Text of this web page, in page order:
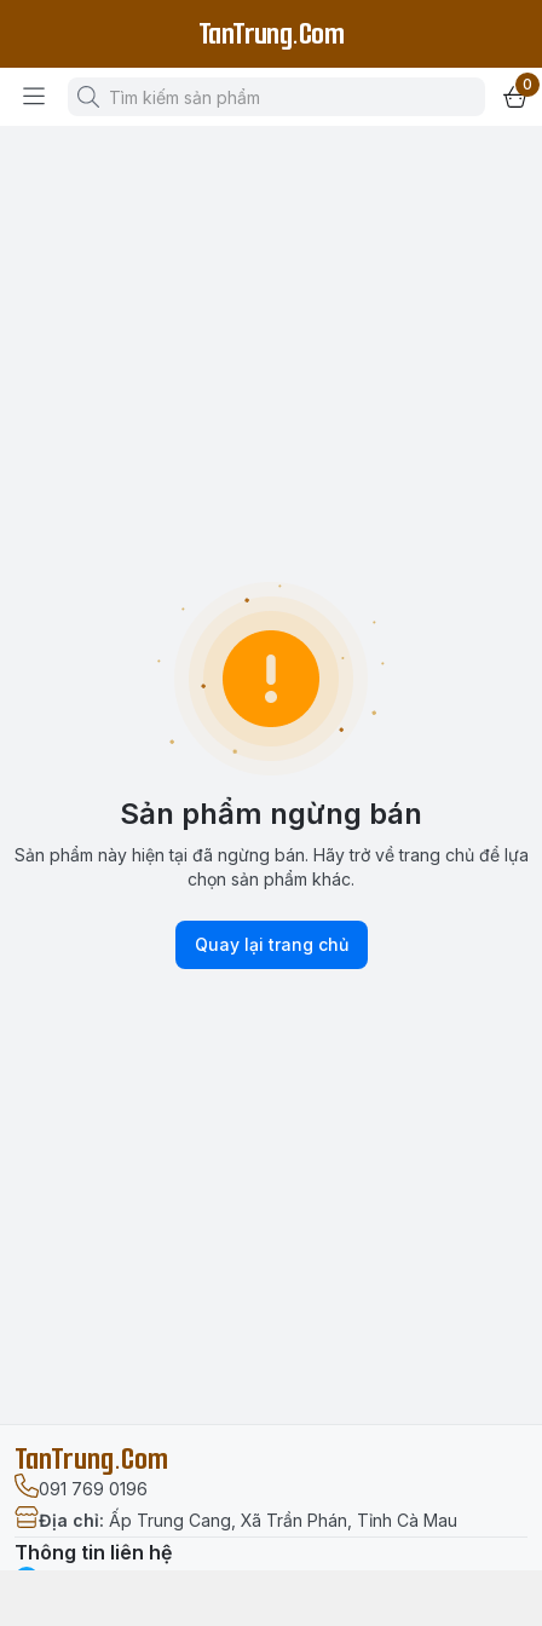
TanTrung.Com
0
Sản phẩm ngừng bán
Sản phẩm này hiện tại đã ngừng bán. Hãy trở về trang chủ để lựa
chọn sản phẩm khác.
Quay lại trang chủ
TanTrung.Com
091 769 0196
Địa chỉ: Ấp Trung Cang, Xã Trần Phán, Tỉnh Cà Mau
Thông tin liên hệ